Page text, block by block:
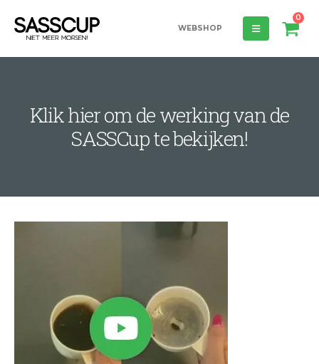
WEBSHOP
0
Klik hier om de werking van de
SASSCup te bekijken!